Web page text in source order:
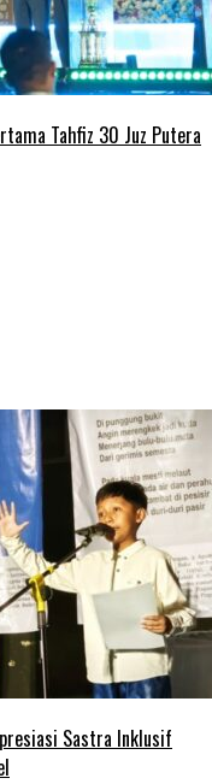
Tahfiz 30 Juz Putera
Sastra Inklusif